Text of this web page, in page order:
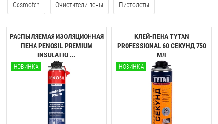
Cosmofen Очистители пены Пистолеты
РАСПЫЛЯЕМАЯ ИЗОЛЯЦИОННАЯ
ПЕНА PENOSIL PREMIUM
INSULATIO ...
НОВИНКА
КЛЕЙ-ПЕНА TYTAN
PROFESSIONAL 60 CЕКУНД 750
МЛ
НОВИНКА